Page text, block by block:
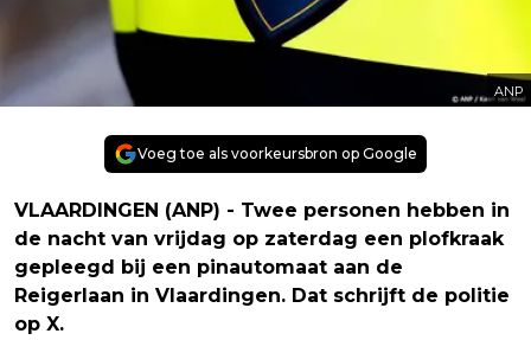
ANP
Voeg toe als voorkeursbron op Google
VLAARDINGEN (ANP) - Twee personen hebben in
de nacht van vrijdag op zaterdag een plofkraak
gepleegd bij een pinautomaat aan de
Reigerlaan in Vlaardingen. Dat schrijft de politie
op X.